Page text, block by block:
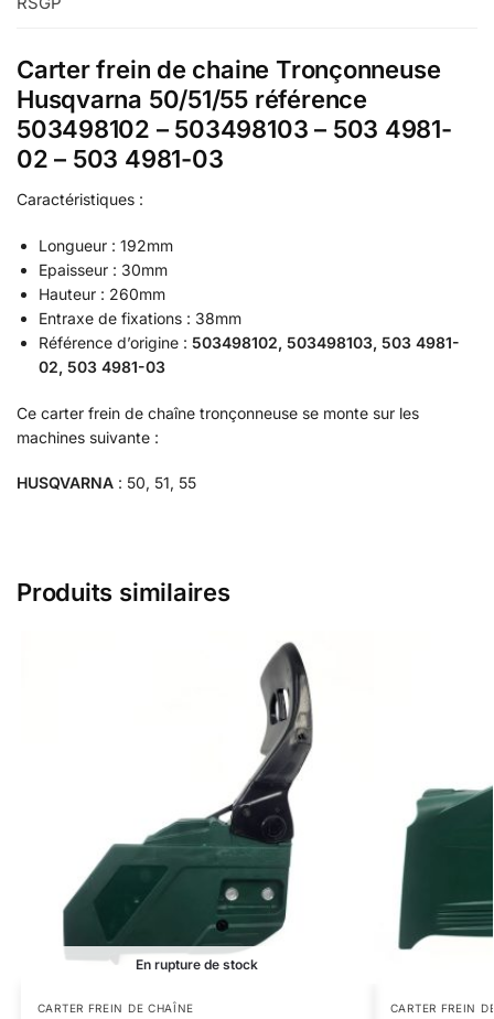
Carter frein de chaine Tronçonneuse
Husqvarna 50/51/55 référence
503498102 – 503498103 – 503 4981-
02 – 503 4981-03
Caractéristiques :
Longueur : 192mm
Epaisseur : 30mm
Hauteur : 260mm
Entraxe de fixations : 38mm
Référence d’origine : 503498102, 503498103, 503 4981-
02, 503 4981-03
Ce carter frein de chaîne tronçonneuse se monte sur les
machines suivante :
HUSQVARNA : 50, 51, 55
Produits similaires
En rupture de stock
CARTER FREIN DE CHAÎNE CARTER FREIN